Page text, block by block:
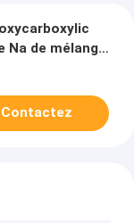
de mélange
Contactez